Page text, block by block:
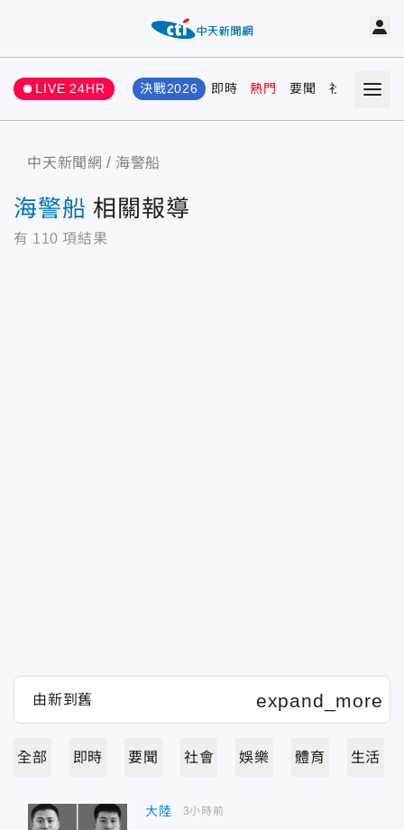
LIVE 24HR 決戰2026 即時 熱門 要聞 社會 娛樂
中天新聞網 海警船
海警船 相關報導
有 110 項結果
全部 即時 要聞 社會 娛樂 體育 生活
大陸 3小時前